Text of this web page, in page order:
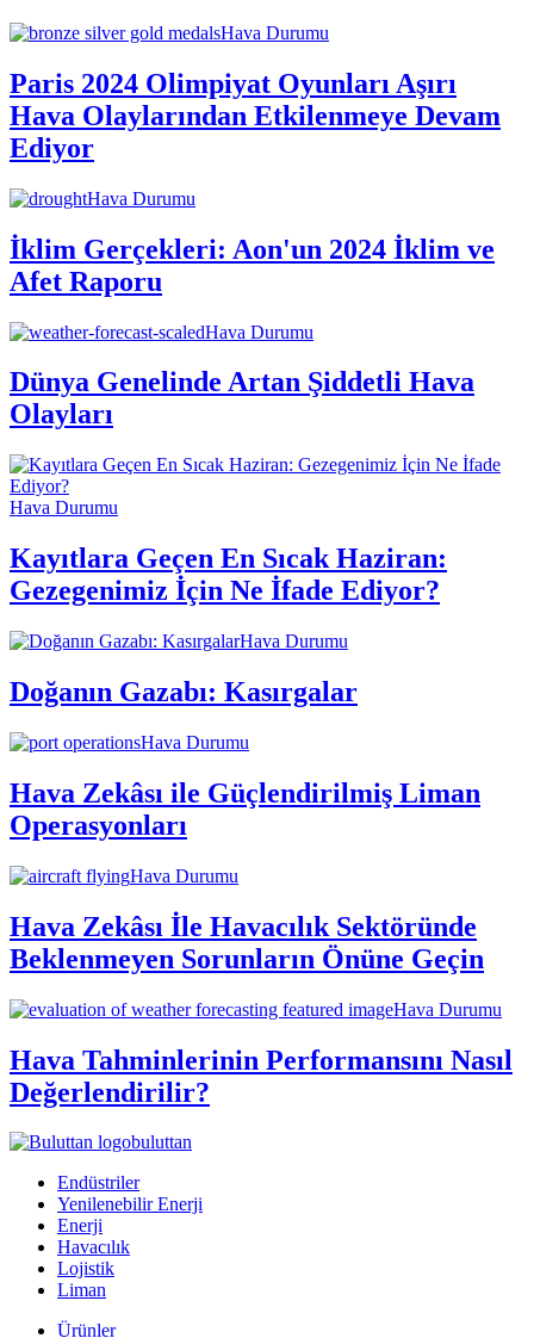
Hava Durumu
Paris 2024 Olimpiyat Oyunları Aşırı
Hava Olaylarından Etkilenmeye Devam
Ediyor
Hava Durumu
İklim Gerçekleri: Aon'un 2024 İklim ve
Afet Raporu
Hava Durumu
Dünya Genelinde Artan Şiddetli Hava
Olayları
Hava Durumu
Kayıtlara Geçen En Sıcak Haziran:
Gezegenimiz İçin Ne İfade Ediyor?
Hava Durumu
Doğanın Gazabı: Kasırgalar
Hava Durumu
Hava Zekâsı ile Güçlendirilmiş Liman
Operasyonları
Hava Durumu
Hava Zekâsı İle Havacılık Sektöründe
Beklenmeyen Sorunların Önüne Geçin
Hava Durumu
Hava Tahminlerinin Performansını Nasıl
Değerlendirilir?
buluttan
Endüstriler
Yenilenebilir Enerji
Enerji
Havacılık
Lojistik
Liman
Ürünler